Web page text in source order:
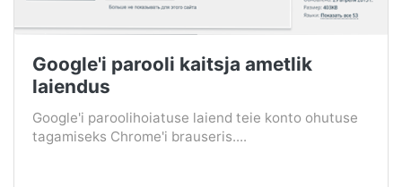
Google'i parooli kaitsja ametlik
laiendus
Google'i paroolihoiatuse laiend teie konto ohutuse
tagamiseks Chrome'i brauseris....